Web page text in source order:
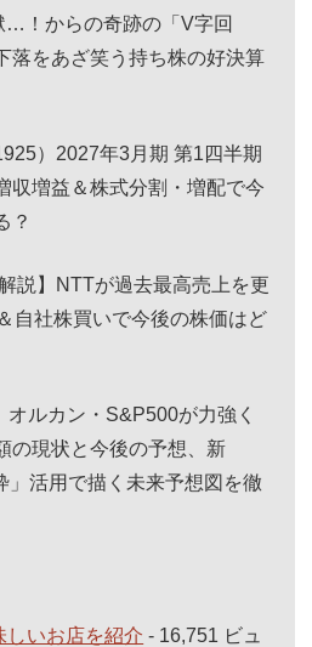
…！からの奇跡の「V字回
落をあざ笑う持ち株の好決算
）2027年3月期 第1四半期
収増益＆株式分割・増配で今
？
説】NTTが過去最高売上を更
自社株買いで今後の株価はど
オルカン・S&P500が力強く
の現状と今後の予想、新
」活用で描く未来予想図を徹
しいお店を紹介 - 16,751 ビュ